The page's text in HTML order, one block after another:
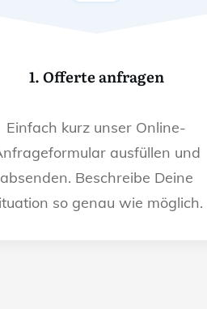
1. Offerte anfragen
Einfach kurz unser Online-
ausfüllen und
absenden. Beschreibe Deine
so genau wie möglich.